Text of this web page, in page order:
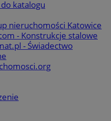
katalogu
nieruchomości Katowice
- Konstrukcje stalowe
- Świadectwo